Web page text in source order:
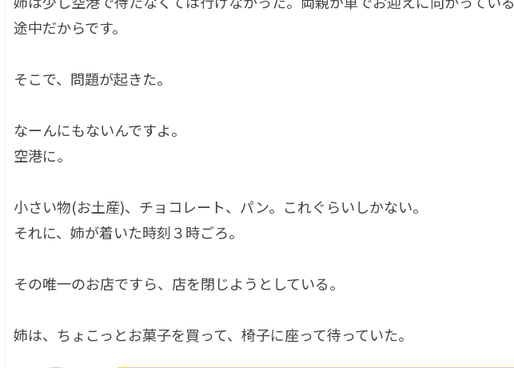
途中だからです。
そこで、問題が起きた。
なーんにもないんですよ。
空港に。
小さい物(お土産)、チョコレート、パン。これぐらいしかない。
それに、姉が着いた時刻３時ごろ。
その唯一のお店ですら、店を閉じようとしている。
姉は、ちょこっとお菓子を買って、椅子に座って待っていた。